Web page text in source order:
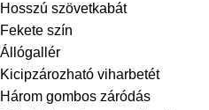
Hosszú szövetkabát
Fekete szín
Állógallér
Kicipzározható viharbetét
Három gombos záródás